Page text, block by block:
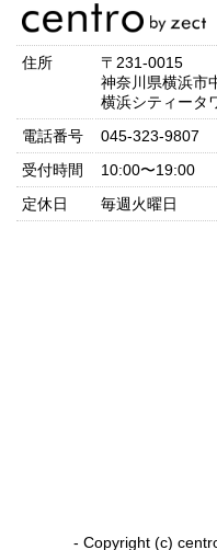
住所
〒231-0015
神奈川県横浜市
横浜シティータ
電話番号
045-323-9807
受付時間
10:00〜19:00
定休日
毎週火曜日
- Copyright (c)